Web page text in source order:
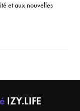
et aux nouvelles
IZY.LIFE